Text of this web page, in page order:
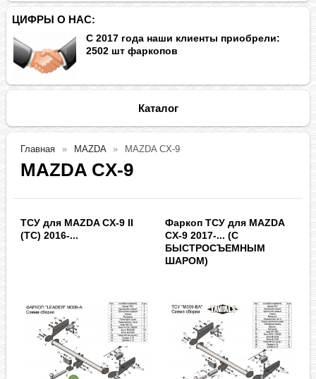
ЦИФРЫ О НАС:
С 2017 года наши клиенты приобрели:
2502 шт фаркопов
Каталог
Главная MAZDA MAZDA CX-9
MAZDA CX-9
ТСУ для MAZDA CX-9 II
(TC) 2016-...
Фаркоп ТСУ для MAZDA
CX-9 2017-... (С
БЫСТРОСЪЕМНЫМ
ШАРОМ)